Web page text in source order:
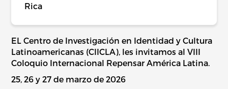
Rica
EL Centro de Investigación en Identidad y Cultura
Latinoamericanas (CIICLA), les invitamos al VIII
Coloquio Internacional Repensar América Latina.
25, 26 y 27 de marzo de 2026